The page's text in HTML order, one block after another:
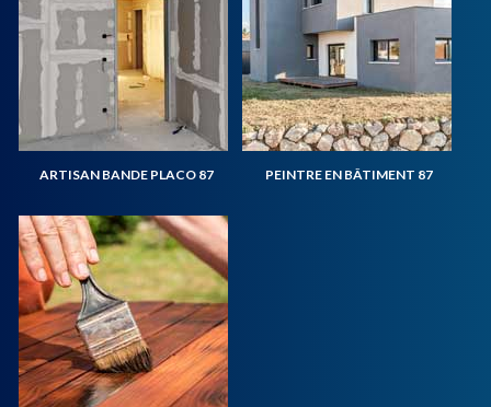
ARTISAN BANDE PLACO 87 PEINTRE EN BÂTIMENT 87